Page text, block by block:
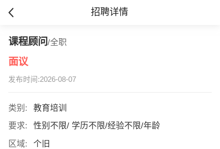
招聘详情
课程顾问/全职
面议
发布时间:2026-08-07
类别:
教育培训
要求:
性别不限/ 学历不限/经验不限/年龄
区域:
个旧